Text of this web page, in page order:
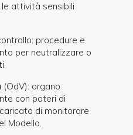
attività sensibili
procedure e
per neutralizzare o
(OdV): organo
con poteri di
di monitorare
Modello.